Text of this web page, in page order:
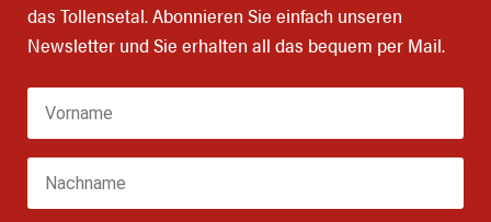
das Tollensetal. Abonnieren Sie einfach unseren
Newsletter und Sie erhalten all das bequem per Mail.